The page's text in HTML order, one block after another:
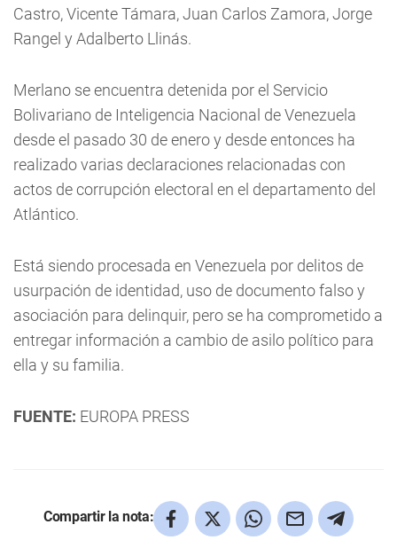
Castro, Vicente Támara, Juan Carlos Zamora, Jorge
Rangel y Adalberto Llinás.
Merlano se encuentra detenida por el Servicio
Bolivariano de Inteligencia Nacional de Venezuela
desde el pasado 30 de enero y desde entonces ha
realizado varias declaraciones relacionadas con
actos de corrupción electoral en el departamento del
Atlántico.
Está siendo procesada en Venezuela por delitos de
usurpación de identidad, uso de documento falso y
asociación para delinquir, pero se ha comprometido a
entregar información a cambio de asilo político para
ella y su familia.
FUENTE: EUROPA PRESS
Compartir la nota: